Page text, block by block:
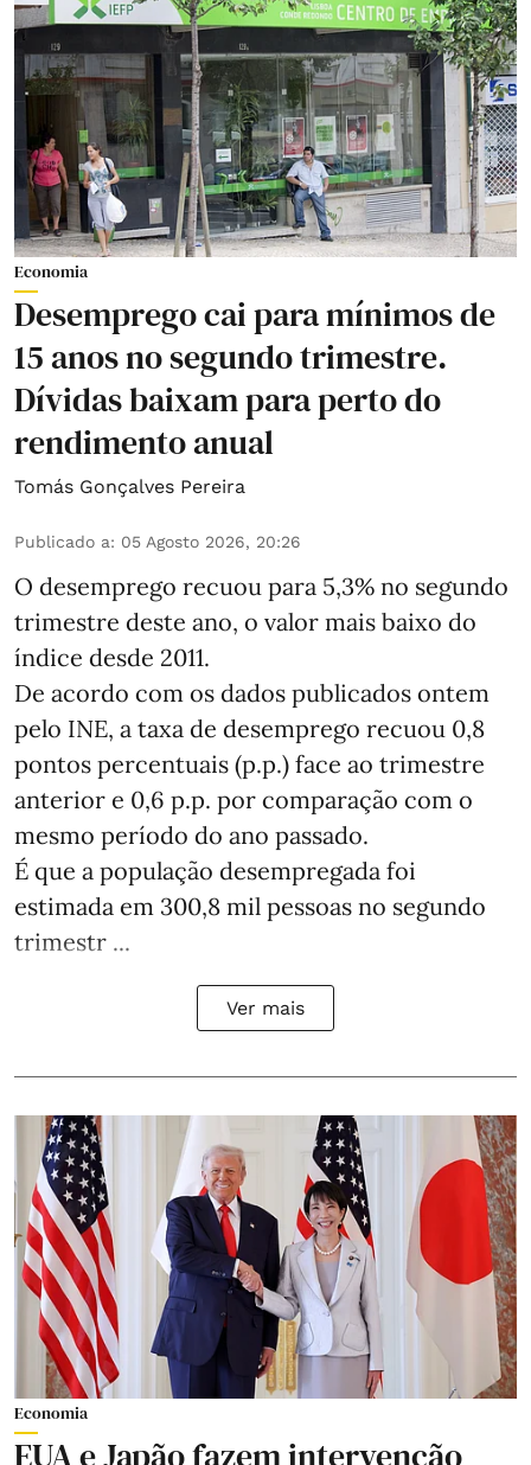
Economia
Desemprego cai para mínimos de
15 anos no segundo trimestre.
Dívidas baixam para perto do
rendimento anual
Tomás Gonçalves Pereira
Publicado a: 05 Agosto 2026, 20:26
O desemprego recuou para 5,3% no segundo
trimestre deste ano, o valor mais baixo do
índice desde 2011.
De acordo com os dados publicados ontem
pelo INE, a taxa de desemprego recuou 0,8
pontos percentuais (p.p.) face ao trimestre
anterior e 0,6 p.p. por comparação com o
mesmo período do ano passado.
É que a população desempregada foi
estimada em 300,8 mil pessoas no segundo
trimestr ...
Ver mais
Economia
EUA e Japão fazem intervenção